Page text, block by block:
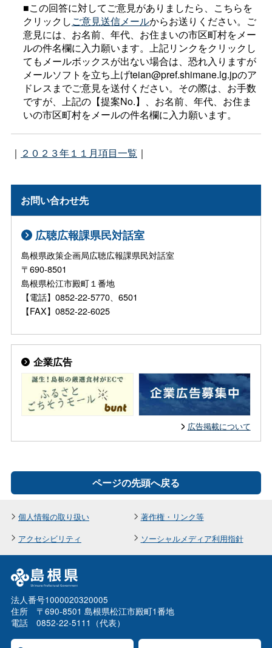
■この回答に対してご意見がありましたら、こちらを
クリックしご意見送信メールからお送りください。ご
意見には、お名前、年代、お住まいの市区町村をメー
ルの件名欄に入力願います。上記リンクをクリックし
てもメールボックスが出ない場合は、恐れ入りますが
メールソフトを立ち上げteian@pref.shimane.lg.jpのア
ドレスまでご意見を送付ください。その際は、お手数
ですが、上記の【提案No.】、お名前、年代、お住ま
いの市区町村をメールの件名欄に入力願います。
｜ ２０２３年１１月項目一覧 ｜
お問い合わせ先
広聴広報課県民対話室
島根県政策企画局広聴広報課県民対話室
〒690-8501
島根県松江市殿町１番地
【電話】0852-22-5770、6501
【FAX】0852-22-6025
企業広告
広告掲載について
ページの先頭へ戻る
個人情報の取り扱い
著作権・リンク等
アクセシビリティ
ソーシャルメディア利用指針
法人番号1000020320005
住所 〒690-8501 島根県松江市殿町1番地
電話 0852-22-5111（代表）